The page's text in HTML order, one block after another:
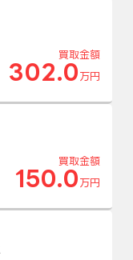
買取金額
302.0 万円
買取金額
150.0 万円